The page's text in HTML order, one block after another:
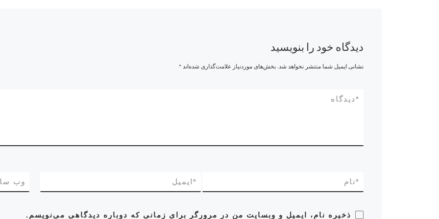
دیدگاه خود را بنویسید
نشانی ایمیل شما منتشر نخواهد شد. بخش‌های موردنیاز علامت‌گذاری شده‌اند*
دیدگاه*
نام* ایمیل * وب‌
ذخیره نام، ایمیل و وبسایت من در مرورگر برای زمانی که دوباره دیدگاهی می‌نویسم.